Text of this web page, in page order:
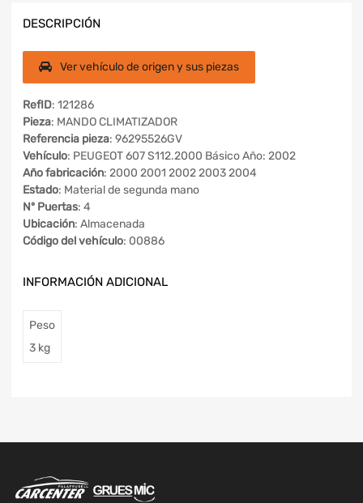
DESCRIPCIÓN
Ver vehículo de origen y sus piezas
RefID: 121286
Pieza: MANDO CLIMATIZADOR
Referencia pieza: 96295526GV
Vehículo: PEUGEOT 607 S112.2000 Básico Año: 2002
Año fabricación: 2000 2001 2002 2003 2004
Estado: Material de segunda mano
Nº Puertas: 4
Ubicación: Almacenada
Código del vehículo: 00886
INFORMACIÓN ADICIONAL
Peso
3 kg